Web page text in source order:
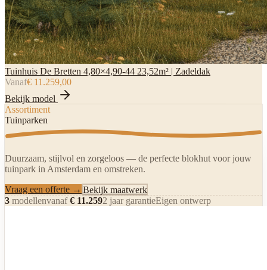
Tuinhuis De Bretten 4,80×4,90-44 23,52m² | Zadeldak
Vanaf€ 11.259,00
Bekijk model
Assortiment
Tuinparken
Duurzaam, stijlvol en zorgeloos — de perfecte blokhut voor jouw
tuinpark in Amsterdam en omstreken.
Vraag een offerte → Bekijk maatwerk
3 modellenvanaf€ 11.2592 jaar garantieEigen ontwerp